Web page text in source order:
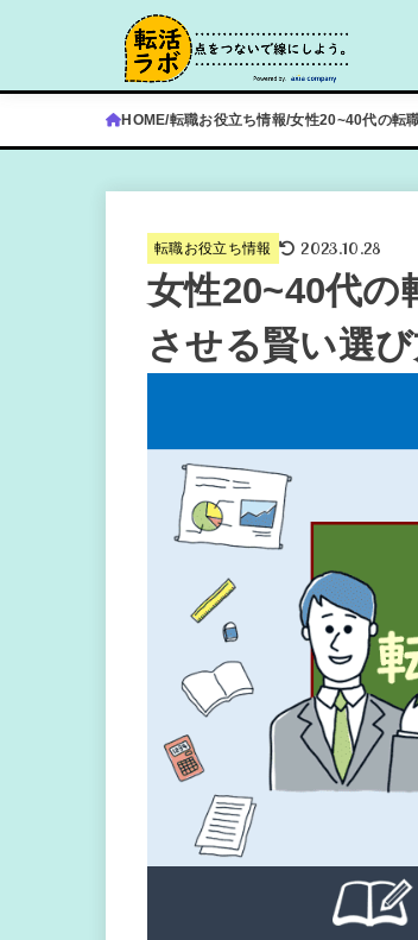
HOME 転職お役立ち情報 女性20~40代の転
転職お役立ち情報 2023.10.28
女性20~40代の
させる賢い選